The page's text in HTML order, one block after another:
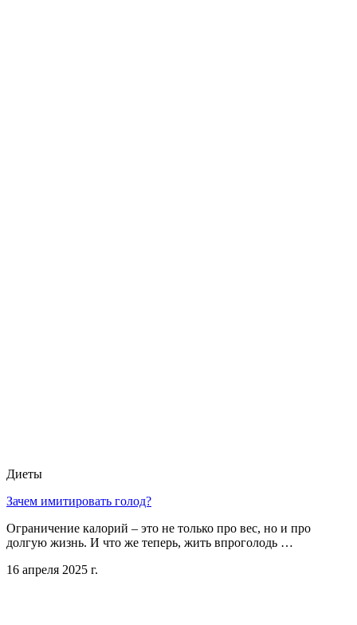
Диеты
Зачем имитировать голод?
Ограничение калорий – это не только про вес, но и про
долгую жизнь. И что же теперь, жить впроголодь …
16 апреля 2025 г.